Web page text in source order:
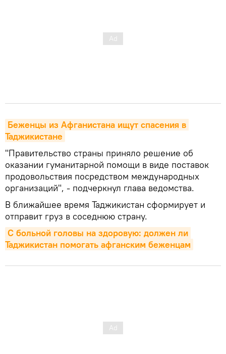
Беженцы из Афганистана ищут спасения в
Таджикистане
"Правительство страны приняло решение об
оказании гуманитарной помощи в виде поставок
продовольствия посредством международных
организаций", - подчеркнул глава ведомства.
В ближайшее время Таджикистан сформирует и
отправит груз в соседнюю страну.
С больной головы на здоровую: должен ли
Таджикистан помогать афганским беженцам